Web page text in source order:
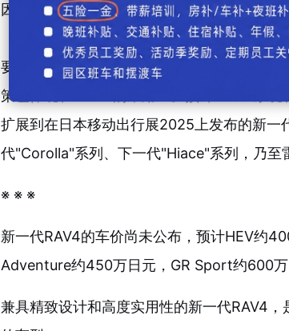
因素叠加的当下，"Arene"被视为抑制车价上
（SDV）趋势加速的背景下，这可以说是一
要技术基础。丰田采取了精准投入开发资源
策也体现在Arene的采用上。预计Arene系统
扩展到在日本移动出行展2025上发布的新一
代"Corolla"系列、下一代"Hiace"系列，乃至
※ ※ ※
新一代RAV4的车价尚未公布，预计HEV约
Adventure约450万日元，GR Sport约600万
兼具精致设计和高度实用性的新一代RAV4